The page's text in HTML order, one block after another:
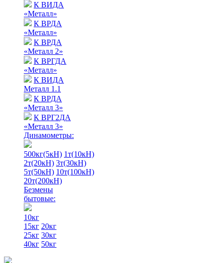
К ВИДА
«Металл»
К ВРДА
«Металл»
К ВРДА
«Металл 2»
К ВРГДА
«Металл»
К ВИДА
Металл 1.1
К ВРДА
«Металл 3»
К ВРГ2ДА
«Металл 3»
Динамометры:
500кг(5кН) 1т(10кН)
2т(20кН) 3т(30кН)
5т(50кН) 10т(100кН)
20т(200кН)
Безмены
бытовые:
10кг
15кг 20кг
25кг 30кг
40кг 50кг